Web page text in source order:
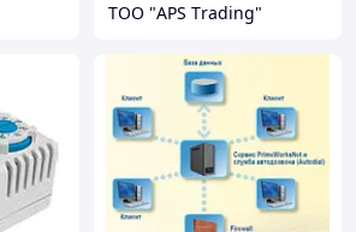
ТОО "APS Тrading"